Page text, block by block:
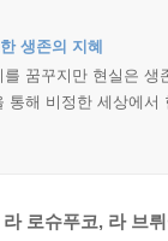
생존의 지혜
꿈꾸지만 현실은
통해 비정한 세상에
로슈푸코, 라 브